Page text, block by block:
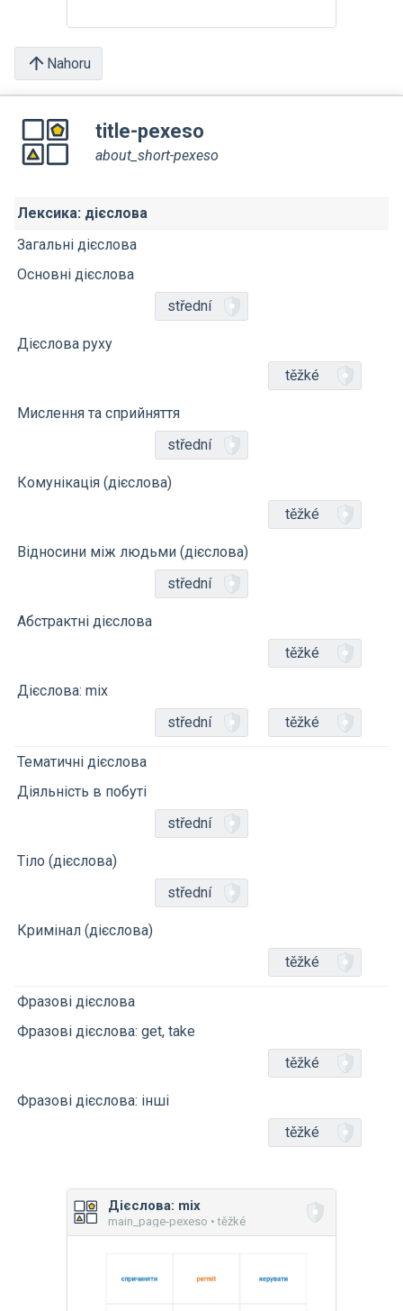
Nahoru
title-pexeso
about_short-pexeso
Лексика: дієслова
Загальні дієслова
Основні дієслова
střední
Дієслова руху
těžké
Мислення та сприйняття
střední
Комунікація (дієслова)
těžké
Відносини між людьми (дієслова)
střední
Абстрактні дієслова
těžké
Дієслова: mix
střední
těžké
Тематичні дієслова
Діяльність в побуті
střední
Тіло (дієслова)
střední
Кримінал (дієслова)
těžké
Фразові дієслова
Фразові дієслова: get, take
těžké
Фразові дієслова: інші
těžké
Дієслова: mix
main_page-pexeso • těžké